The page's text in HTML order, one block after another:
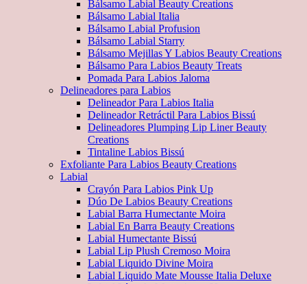
Bálsamo Labial Beauty Creations
Bálsamo Labial Italia
Bálsamo Labial Profusion
Bálsamo Labial Starry
Bálsamo Mejillas Y Labios Beauty Creations
Bálsamo Para Labios Beauty Treats
Pomada Para Labios Jaloma
Delineadores para Labios
Delineador Para Labios Italia
Delineador Retráctil Para Labios Bissú
Delineadores Plumping Lip Liner Beauty
Creations
Tintaline Labios Bissú
Exfoliante Para Labios Beauty Creations
Labial
Crayón Para Labios Pink Up
Dúo De Labios Beauty Creations
Labial Barra Humectante Moira
Labial En Barra Beauty Creations
Labial Humectante Bissú
Labial Lip Plush Cremoso Moira
Labial Liquido Divine Moira
Labial Liquido Mate Mousse Italia Deluxe